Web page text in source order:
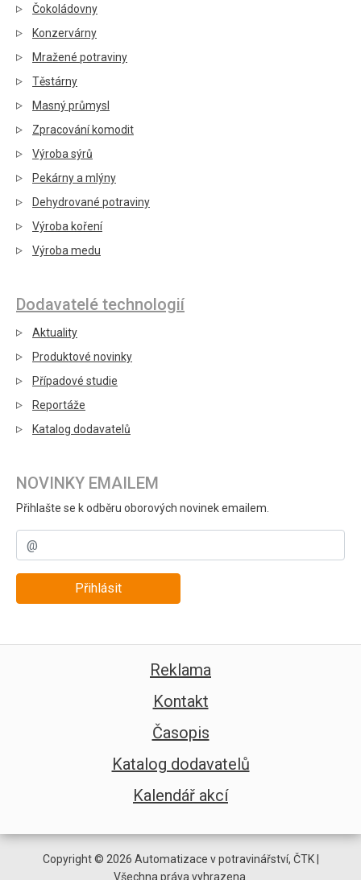
Čokoládovny
Konzervárny
Mražené potraviny
Těstárny
Masný průmysl
Zpracování komodit
Výroba sýrů
Pekárny a mlýny
Dehydrované potraviny
Výroba koření
Výroba medu
Dodavatelé technologií
Aktuality
Produktové novinky
Případové studie
Reportáže
Katalog dodavatelů
NOVINKY EMAILEM
Přihlašte se k odběru oborových novinek emailem.
Přihlásit
Reklama
Kontakt
Časopis
Katalog dodavatelů
Kalendář akcí
Copyright © 2026 Automatizace v potravinářství, ČTK |
Všechna práva vyhrazena.